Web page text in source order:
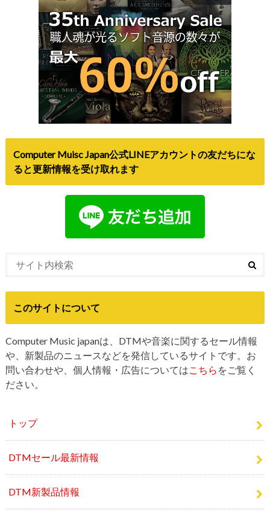
Computer Muisc Japan公式LINEアカウントの友だちにな
ると更新情報を受け取れます
このサイトについて
Computer Music japanは、DTMや音楽に関するセール情報
や、新製品のニュースなどを発信しているサイトです。お
問い合わせや、個人情報・広告についてはこちら をご覧く
ださい。
トップ
DTMセール最新情報
DTM新製品情報